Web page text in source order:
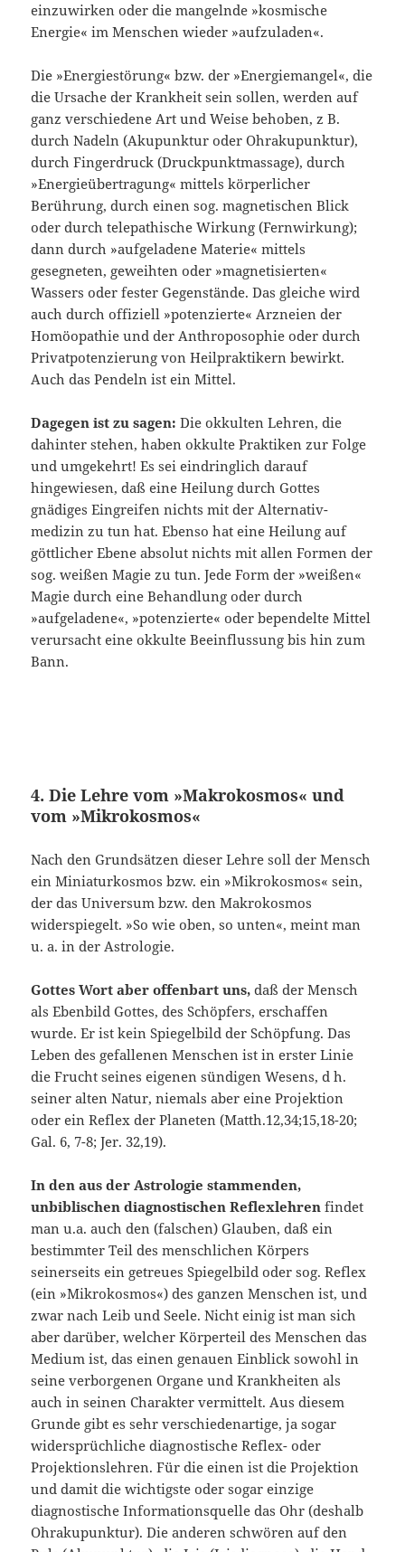
einzuwirken oder die mangelnde »kosmische
Energie« im Menschen wieder »aufzuladen«.
Die »Energiestörung« bzw. der »Energiemangel«, die
die Ursache der Krankheit sein sollen, werden auf
ganz verschiedene Art und Weise behoben, z B.
durch Nadeln (Akupunktur oder Ohrakupunktur),
durch Fingerdruck (Druckpunktmassage), durch
»Energieübertragung« mittels körperlicher
Berührung, durch einen sog. magnetischen Blick
oder durch telepathische Wirkung (Fernwirkung);
dann durch »aufgeladene Materie« mittels
gesegneten, geweihten oder »magnetisierten«
Wassers oder fester Gegenstände. Das gleiche wird
auch durch offiziell »poten­zierte« Arzneien der
Homöopathie und der Anthroposophie oder durch
Privatpo­tenzierung von Heilpraktikern bewirkt.
Auch das Pendeln ist ein Mittel.
Dagegen ist zu sagen:Die okkulten Lehren, die
dahinter stehen, haben okkult­e Praktiken zur Folge
und umgekehrt! Es sei eindringlich darauf
hingewiesen, daß eine Heilung durch Gottes
gnädiges Eingreifen nichts mit der Alternativ­
medizin zu tun hat. Ebenso hat eine Heilung auf
göttlicher Ebene absolut nichts mit allen Formen der
sog. weißen Magie zu tun. Jede Form der »wei­ßen«
Magie durch eine Behandlung oder durch
»aufgeladene«, »potenzierte« oder bependelte Mittel
verursacht eine okkulte Beeinflussung bis hin zum
Bann.
4. Die Lehre vom »Makrokosmos« und
vom »Mikrokosmos«
Nach den Grundsätzen dieser Lehre soll der Mensch
ein Miniaturkosmos bzw. ein »Mikrokosmos« sein,
der das Universum bzw. den Makrokosmos
widerspiegelt. »So wie oben, so unten«, meint man
u. a. in der Astrologie.
Gottes Wort aber offenbart uns, daß der Mensch
als Ebenbild Gottes, des Schöpfers, erschaffen
wurde. Er ist kein Spiegelbild der Schöpfung. Das
Le­ben des gefallenen Menschen ist in erster Linie
die Frucht seines eigenen sündigen Wesens, d h.
seiner alten Natur, niemals aber eine Projektion
oder ein Reflex der Planeten (Matth.12,34;15,18-20;
Gal. 6, 7-8; Jer. 32,19).
In den aus der Astrologie stammenden,
unbiblischen diagnostischen Reflexlehren findet
man u.a. auch den (falschen) Glauben, daß ein
bestimmter Teil des menschlichen Körpers
seinerseits ein getreues Spiegelbild oder sog. Reflex
(ein »Mikrokosmos«) des ganzen Menschen ist, und
zwar nach Leib und Seele. Nicht einig ist man sich
aber darüber, welcher Körperteil des Menschen das
Medium ist, das einen genauen Einblick sowohl in
seine verborgenen Organe und Krankheiten als
auch in seinen Charakter vermittelt. Aus diesem
Grunde gibt es sehr verschie­denartige, ja sogar
widersprüchliche diagnostische Reflex- oder
Projektionslehren. Für die einen ist die Projektion
und damit die wichtigste oder sogar einzige
diagnostische Informationsquelle das Ohr (deshalb
Ohrakupunktur). Die anderen schwören auf den